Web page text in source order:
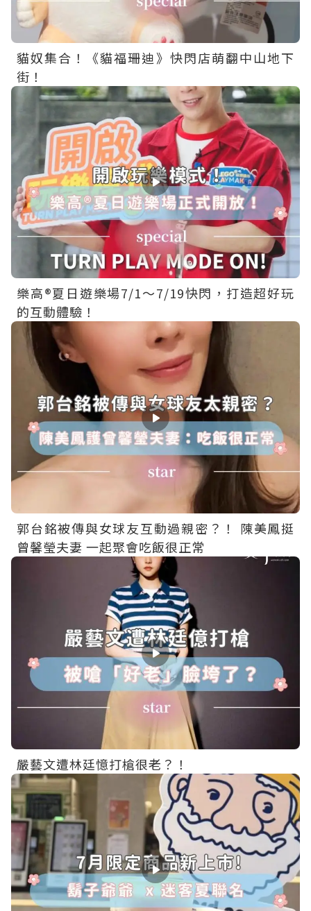
貓奴集合！《貓福珊迪》快閃店萌翻中山地下
街！
樂高®夏日遊樂場7/1～7/19快閃，打造超好玩
的互動體驗！
郭台銘被傳與女球友互動過親密？！ 陳美鳳挺
曾馨瑩夫妻 一起聚會吃飯很正常
嚴藝文遭林廷憶打槍很老？！